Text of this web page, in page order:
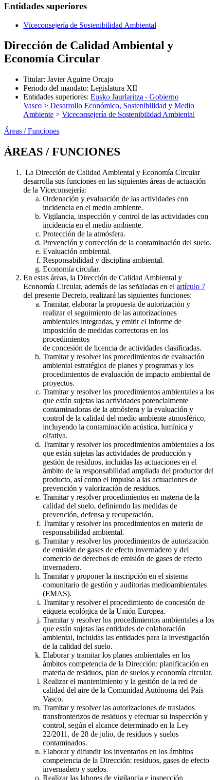
Entidades superiores
Viceconsejería de Sostenibilidad Ambiental
Dirección de Calidad Ambiental y
Economía Circular
Titular: Javier Aguirre Orcajo
Periodo del mandato: Legislatura XII
Entidades superiores: Eusko Jaurlaritza - Gobierno
Vasco > Desarrollo Económico, Sostenibilidad y Medio
Ambiente > Viceconsejería de Sostenibilidad Ambiental
Áreas / Funciones
ÁREAS / FUNCIONES
La Dirección de Calidad Ambiental y Economía Circular
desarrolla sus funciones en las siguientes áreas de actuación
de la Viceconsejería:
Ordenación y evaluación de las actividades con
incidencia en el medio ambiente.
Vigilancia, inspección y control de las actividades con
incidencia en el medio ambiente.
Protección de la atmósfera.
Prevención y corrección de la contaminación del suelo.
Evaluación ambiental.
Responsabilidad y disciplina ambiental.
Economía circular.
En estas áreas, la Dirección de Calidad Ambiental y
Economía Circular, además de las señaladas en el artículo 7
del presente Decreto, realizará las siguientes funciones:
Tramitar, elaborar la propuesta de autorización y
realizar el seguimiento de las autorizaciones
ambientales integradas, y emitir el informe de
imposición de medidas correctoras en los
procedimientos
de concesión de licencia de actividades clasificadas.
Tramitar y resolver los procedimientos de evaluación
ambiental estratégica de planes y programas y los
procedimientos de evaluación de impacto ambiental de
proyectos.
Tramitar y resolver los procedimientos ambientales a los
que están sujetas las actividades potencialmente
contaminadoras de la atmósfera y la evaluación y
control de la calidad del medio ambiente atmosférico,
incluyendo la contaminación acústica, lumínica y
olfativa.
Tramitar y resolver los procedimientos ambientales a los
que están sujetas las actividades de producción y
gestión de residuos, incluidas las actuaciones en el
ámbito de la responsabilidad ampliada del productor del
producto, así como el impulso a las actuaciones de
prevención y valorización de residuos.
Tramitar y resolver procedimientos en materia de la
calidad del suelo, definiendo las medidas de
prevención, defensa y recuperación.
Tramitar y resolver los procedimientos en materia de
responsabilidad ambiental.
Tramitar y resolver los procedimientos de autorización
de emisión de gases de efecto invernadero y del
comercio de derechos de emisión de gases de efecto
invernadero.
Tramitar y proponer la inscripción en el sistema
comunitario de gestión y auditorias medioambientales
(EMAS).
Tramitar y resolver el procedimiento de concesión de
etiqueta ecológica de la Unión Europea.
Tramitar y resolver los procedimientos ambientales a los
que están sujetas las entidades de colaboración
ambiental, incluidas las entidades para la investigación
de la calidad del suelo.
Elaborar y tramitar los planes ambientales en los
ámbitos competencia de la Dirección: planificación en
materia de residuos, plan de suelos y economía circular.
Realizar el mantenimiento y la gestión de la red de
calidad del aire de la Comunidad Autónoma del País
Vasco.
Tramitar y resolver las autorizaciones de traslados
transfronterizos de residuos y efectuar su inspección y
control, según el alcance determinado en la Ley
22/2011, de 28 de julio, de residuos y suelos
contaminados.
Elaborar y difundir los inventarios en los ámbitos
competencia de la Dirección: residuos, gases de efecto
invernadero y suelos.
Realizar las labores de vigilancia e inspección